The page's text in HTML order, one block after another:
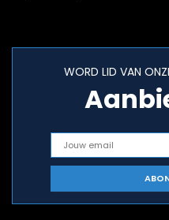
WORD LID VAN